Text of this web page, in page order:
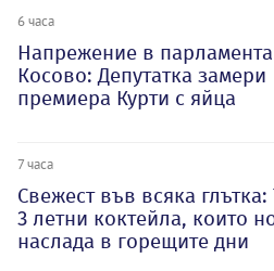
6 часа
Напрежение в
Косово: Депутатка замери
премиера Курти с яйца
7 часа
Свежест във всяка глътка:
3 летни коктейла, които
наслада в горещите дни